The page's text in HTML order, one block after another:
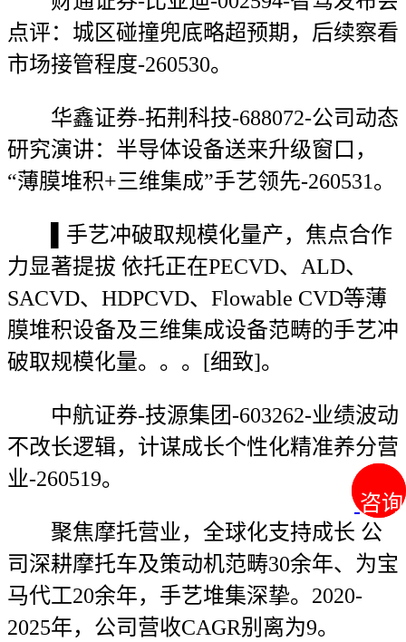
咨询
咨询
点评：城区碰撞兜底略超预期，后续察看
市场接管程度-260530。
华鑫证券-拓荆科技-688072-公司动态
研究演讲：半导体设备送来升级窗口，
“薄膜堆积+三维集成”手艺领先-260531。
▌手艺冲破取规模化量产，焦点合作
力显著提拔 依托正在PECVD、ALD、
SACVD、HDPCVD、Flowable CVD等薄
膜堆积设备及三维集成设备范畴的手艺冲
破取规模化量。。。[细致]。
中航证券-技源集团-603262-业绩波动
不改长逻辑，计谋成长个性化精准养分营
业-260519。
聚焦摩托营业，全球化支持成长 公
司深耕摩托车及策动机范畴30余年、为宝
马代工20余年，手艺堆集深挚。2020-
2025年，公司营收CAGR别离为9。